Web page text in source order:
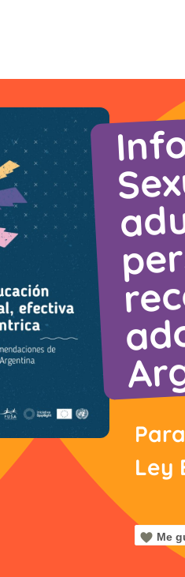
Ley
Me